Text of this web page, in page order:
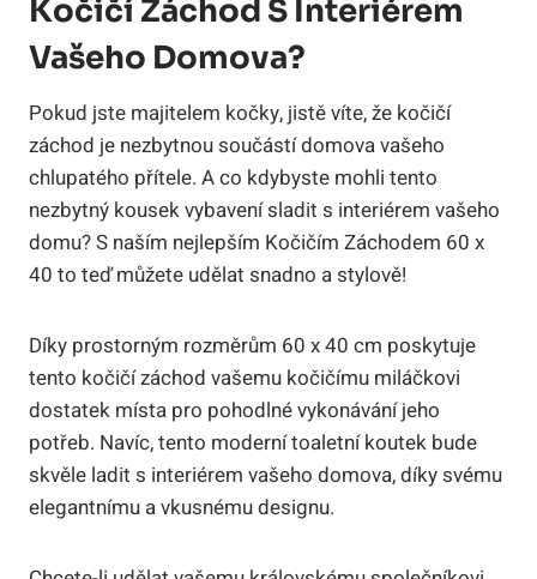
Kočičí Záchod S Interiérem
Vašeho Domova?
Pokud jste majitelem kočky, jistě víte, že kočičí
záchod je nezbytnou součástí domova vašeho
chlupatého přítele. A co kdybyste mohli tento
nezbytný kousek vybavení sladit s interiérem vašeho
domu? S naším nejlepším Kočičím Záchodem 60 x
40 to teď můžete udělat snadno a stylově!
Díky prostorným rozměrům 60 x 40 cm poskytuje
tento kočičí záchod vašemu kočičímu miláčkovi
dostatek místa pro pohodlné vykonávání jeho
potřeb. Navíc, tento moderní toaletní koutek bude
skvěle ladit s interiérem vašeho domova, díky svému
elegantnímu a vkusnému designu.